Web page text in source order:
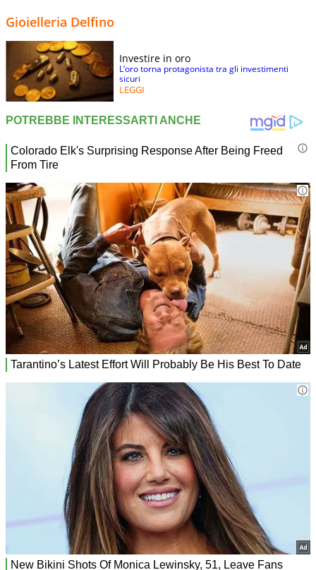
Gioielleria Delfino
Investire in oro
L’oro torna protagonista tra gli investimenti
sicuri
LEGGI